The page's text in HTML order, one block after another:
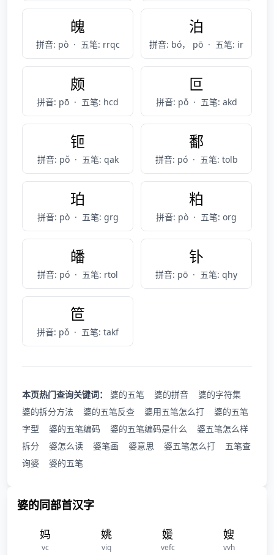
魄
拼音: pò · 五笔: rrqc
泊
拼音: bó， pō · 五笔: ir
颇
拼音: pō · 五笔: hcd
叵
拼音: pǒ · 五笔: akd
钷
拼音: pǒ · 五笔: qak
鄱
拼音: pó · 五笔: tolb
珀
拼音: pò · 五笔: grg
粕
拼音: pò · 五笔: org
皤
拼音: pó · 五笔: rtol
钋
拼音: pō · 五笔: qhy
笸
拼音: pǒ · 五笔: takf
本页热门查询关键词： 婆的五笔 婆的拼音
婆的字符集
婆的拆分方法
婆的五笔反查 婆用五笔怎么打
婆的五笔
字型
婆的五笔编码 婆的五笔编码是什么
婆五笔怎么样
拆分
婆怎么读 婆笔画 婆意思 婆五笔怎么打
五笔查
询婆
婆的五笔
婆的同部首汉字
妈
vc
姚
viq
媛
vefc
嫂
vvh